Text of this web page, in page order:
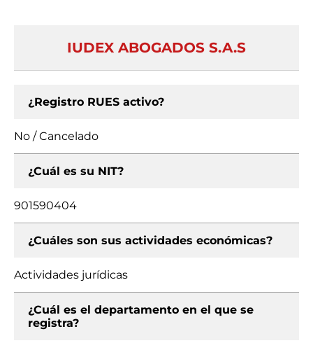
IUDEX ABOGADOS S.A.S
¿Registro RUES activo?
No / Cancelado
¿Cuál es su NIT?
901590404
¿Cuáles son sus actividades económicas?
Actividades jurídicas
¿Cuál es el departamento en el que se
registra?